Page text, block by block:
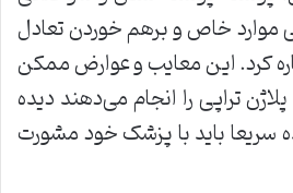
خاص و برهم خوردن تعادل
کرد. این معایب و عوارض ممکن
تراپی را انجام می‌دهند دیده
باید با پزشک خود مشورت